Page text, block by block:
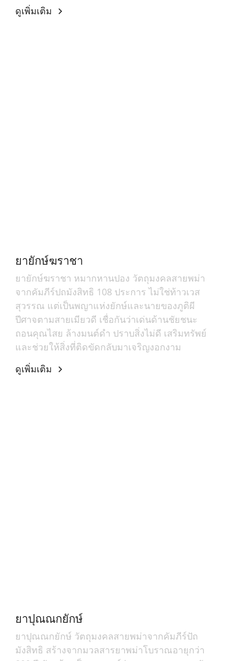
ดูเพิ่มเติม
ยายักษ์ฆราชา
ยายักษ์ฆราชา หมากหานปอง วัตถุมงคลสายพม่า
จากคัมภีร์ปถมังสิทธิ 108 ประการ ไม่ใช่ท้าวเวส
สุวรรณ แต่เป็นพญาแห่งยักษ์และนายของภูติผี
ปีศาจตามสายเมียวดี เชื่อกันว่าเด่นด้านชัยชนะ
ถอนคุณไสย ล้างมนต์ดำ ปราบสิ่งไม่ดี เสริมทรัพย์
และช่วยให้สิ่งที่ติดขัดกลับมาเจริญงอกงาม
ดูเพิ่มเติม
ยาปุณณกยักษ์
ยาปุณณกยักษ์ วัตถุมงคลสายพม่าจากคัมภีร์ปัถ
มังสิทธิ สร้างจากมวลสารยาพม่าโบราณอายุกว่า